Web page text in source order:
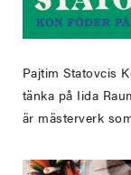
Pajtim Statovcis
tänka på Iida
är mästerverk